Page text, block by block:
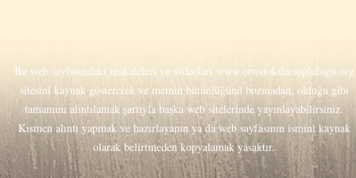
Bu web sayfasındaki makaleleri ve videoları www.ortodokslartoplulugu.org
sitesini kaynak göstererek ve metnin bütünlüğünü bozmadan, olduğu gibi
tamamını alıntılamak şartıyla başka web sitelerinde yayınlayabilirsiniz.
Kısmen alıntı yapmak ve hazırlayanın ya da web sayfasının ismini kaynak
olarak belirtmeden kopyalamak yasaktır.